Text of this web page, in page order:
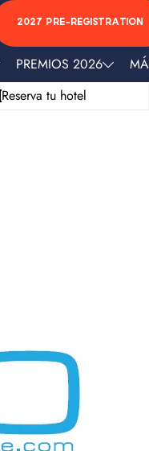
2027 PRE-REGISTRATION
PREMIOS 2026
Reserva tu hotel